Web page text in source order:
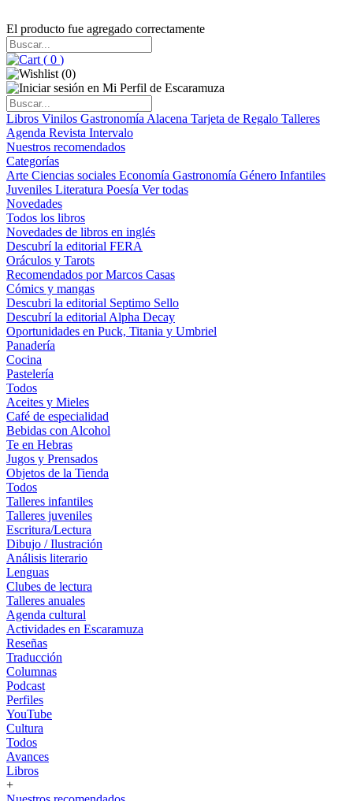
El producto fue agregado correctamente
( 0 )
(0)
Libros Vinilos Gastronomía Alacena Tarjeta de Regalo Talleres
Agenda Revista Intervalo
Nuestros recomendados
Categorías
Arte Ciencias sociales Economía Gastronomía Género Infantiles
Juveniles Literatura Poesía Ver todas
Novedades
Todos los libros
Novedades de libros en inglés
Descubrí la editorial FERA
Oráculos y Tarots
Recomendados por Marcos Casas
Cómics y mangas
Descubri la editorial Septimo Sello
Descubrí la editorial Alpha Decay
Oportunidades en Puck, Titania y Umbriel
Panadería
Cocina
Pastelería
Todos
Aceites y Mieles
Café de especialidad
Bebidas con Alcohol
Te en Hebras
Jugos y Prensados
Objetos de la Tienda
Todos
Talleres infantiles
Talleres juveniles
Escritura/Lectura
Dibujo / Ilustración
Análisis literario
Lenguas
Clubes de lectura
Talleres anuales
Agenda cultural
Actividades en Escaramuza
Reseñas
Traducción
Columnas
Podcast
Perfiles
YouTube
Cultura
Todos
Avances
Libros
+